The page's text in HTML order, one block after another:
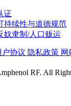
证
持续性与道德规范
奴隶制/人口贩运
户协议 隐私政策 网
RF. All